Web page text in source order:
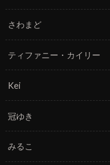
さわまど
ティファニー・カイリー
Kei
冠ゆき
みるこ